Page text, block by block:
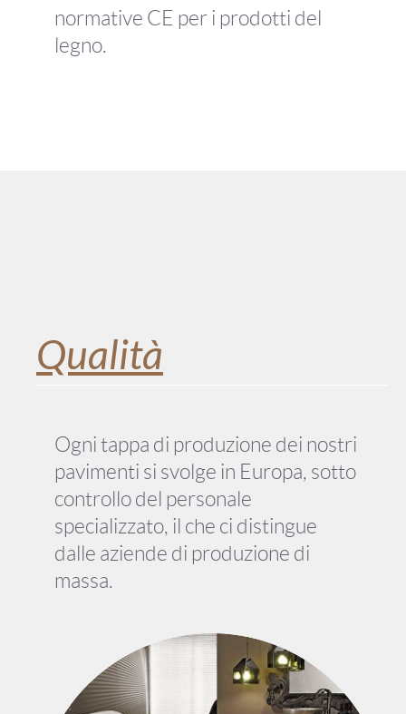
normative CE per i prodotti del
legno.
Qualità
Ogni tappa di produzione dei nostri
pavimenti si svolge in Europa, sotto
controllo del personale
specializzato, il che ci distingue
dalle aziende di produzione di
massa.